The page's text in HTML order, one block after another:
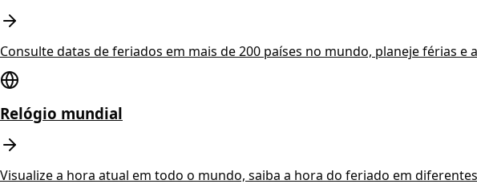
Consulte datas de feriados em mais de 200 países no mundo, planeje férias e
Relógio mundial
Visualize a hora atual em todo o mundo, saiba a hora do feriado em